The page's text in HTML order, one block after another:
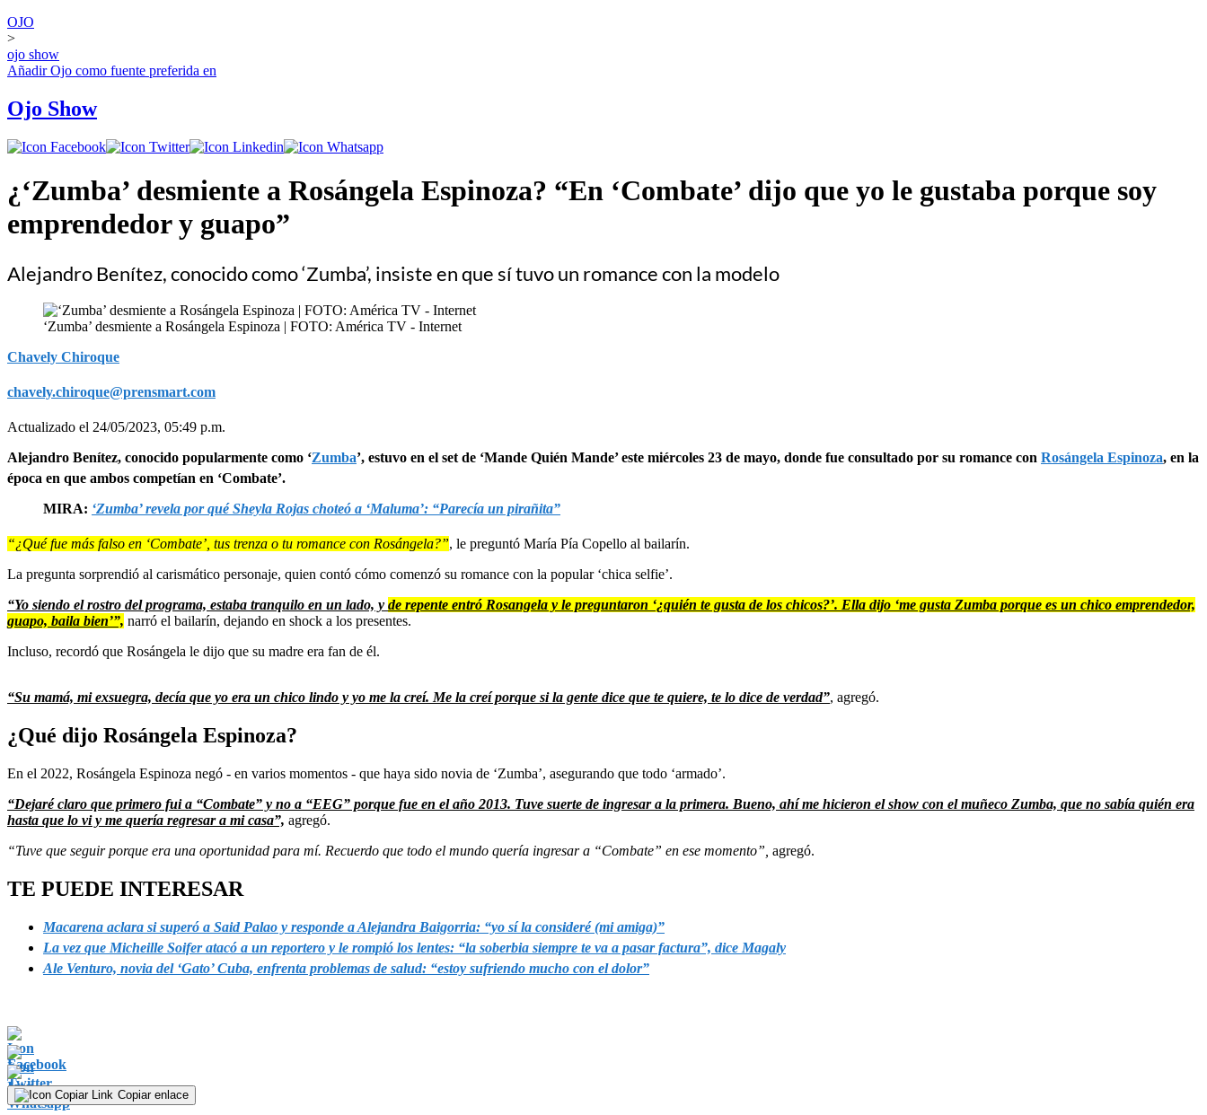
OJO
>
ojo show
AñadirOjo como fuente preferida en
Ojo Show
¿‘Zumba’ desmiente a Rosángela Espinoza? “En ‘Combate’ dijo que yo le gustaba porque soy
emprendedor y guapo”
Alejandro Benítez, conocido como ‘Zumba’, insiste en que sí tuvo un romance con la modelo
‘Zumba’ desmiente a Rosángela Espinoza | FOTO: América TV - Internet
Chavely Chiroque
chavely.chiroque@prensmart.com
Actualizado el 24/05/2023, 05:49 p.m.
Alejandro Benítez, conocido popularmente como ‘Zumba’, estuvo en el set de ‘Mande Quién Mande’ este miércoles 23 de mayo, donde fue consultado por su romance con Rosángela Espinoza, en la
época en que ambos competían en ‘Combate’.
MIRA: ‘Zumba’ revela por qué Sheyla Rojas choteó a ‘Maluma’: “Parecía un pirañita”
“¿Qué fue más falso en ‘Combate’, tus trenza o tu romance con Rosángela?”, le preguntó María Pía Copello al bailarín.
La pregunta sorprendió al carismático personaje, quien contó cómo comenzó su romance con la popular ‘chica selfie’.
“Yo siendo el rostro del programa, estaba tranquilo en un lado, y de repente entró Rosangela y le preguntaron ‘¿quién te gusta de los chicos?’. Ella dijo ‘me gusta Zumba porque es un chico emprendedor,
guapo, baila bien’”, narró el bailarín, dejando en shock a los presentes.
Incluso, recordó que Rosángela le dijo que su madre era fan de él.
“Su mamá, mi exsuegra, decía que yo era un chico lindo y yo me la creí. Me la creí porque si la gente dice que te quiere, te lo dice de verdad”, agregó.
¿Qué dijo Rosángela Espinoza?
En el 2022, Rosángela Espinoza negó - en varios momentos - que haya sido novia de ‘Zumba’, asegurando que todo ‘armado’.
“Dejaré claro que primero fui a “Combate” y no a “EEG” porque fue en el año 2013. Tuve suerte de ingresar a la primera. Bueno, ahí me hicieron el show con el muñeco Zumba, que no sabía quién era
hasta que lo vi y me quería regresar a mi casa”, agregó.
“Tuve que seguir porque era una oportunidad para mí. Recuerdo que todo el mundo quería ingresar a “Combate” en ese momento”, agregó.
TE PUEDE INTERESAR
Macarena aclara si superó a Said Palao y responde a Alejandra Baigorria: “yo sí la consideré (mi amiga)”
La vez que Micheille Soifer atacó a un reportero y le rompió los lentes: “la soberbia siempre te va a pasar factura”, dice Magaly
Ale Venturo, novia del ‘Gato’ Cuba, enfrenta problemas de salud: “estoy sufriendo mucho con el dolor”
Copiar enlace